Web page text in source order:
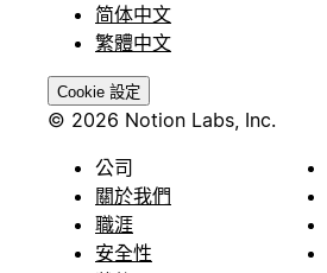
简体中文
繁體中文
Cookie 設定
© 2026 Notion Labs, Inc.
公司
關於我們
職涯
安全性